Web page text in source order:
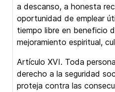
a descanso, a honesta
oportunidad de emplear
tiempo libre en beneficio
mejoramiento espiritual,
Artículo XVI. Toda
derecho a la seguridad
proteja contra las